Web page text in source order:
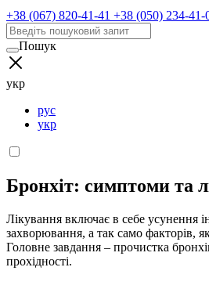
+38 (067) 820-41-41 +38 (050) 234-41-
Пошук
укр
рус
укр
Бронхіт: симптоми та
Лікування включає в себе усунення
захворювання, а так само факторів,
Головне завдання – прочистка
прохідності.